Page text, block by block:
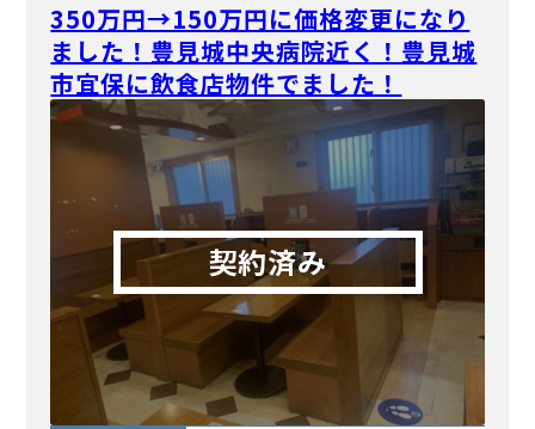
350万円→150万円に価格変更になり
ました！豊見城中央病院近く！豊見城
市宜保に飲食店物件でました！
契約済み